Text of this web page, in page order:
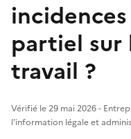
partiel sur
travail ?
Vérifié le 29 mai 2026 -
l'information légale et